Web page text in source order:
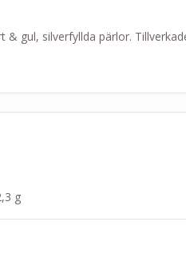
gul, silverfyllda pärlor.
g